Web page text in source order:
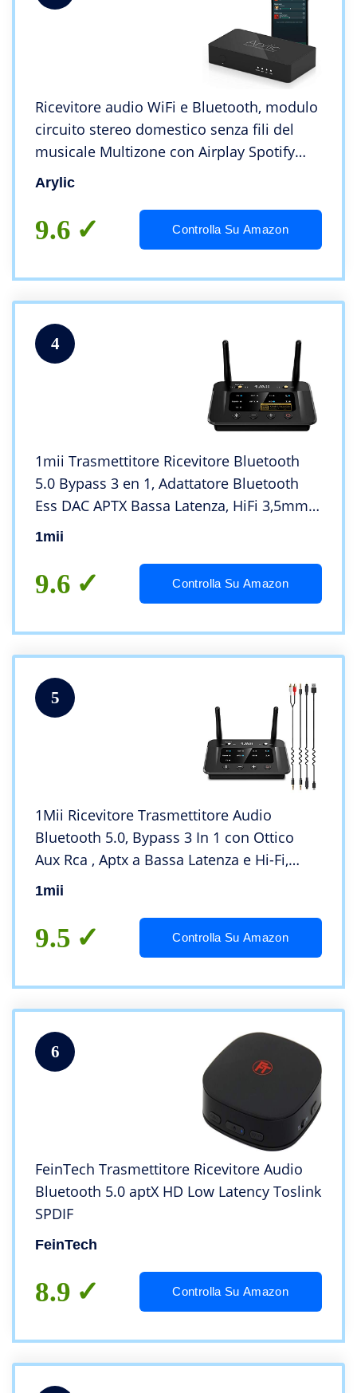
Ricevitore audio WiFi e Bluetooth, modulo
circuito stereo domestico senza fili del
musicale Multizone con Airplay Spotify
Connect e telecomando per altoparlanti
fai da te-Arylic Up2stream S10
Arylic
9.6 Controlla Su Amazon
4
1mii Trasmettitore Ricevitore Bluetooth
5.0 Bypass 3 en 1, Adattatore Bluetooth
Ess DAC APTX Bassa Latenza, HiFi 3,5mm/
Ottica/RCA per Impianto Stereo, Bluetooth
1mii
9.6 Controlla Su Amazon
5
1Mii Ricevitore Trasmettitore Audio
Bluetooth 5.0, Bypass 3 In 1 con Ottico
Aux Rca , Aptx a Bassa Latenza e Hi-Fi,
Trasmettitore Bluetooth Adattatore Per TV
50m
1mii
9.5 Controlla Su Amazon
6
FeinTech Trasmettitore Ricevitore Audio
Bluetooth 5.0 aptX HD Low Latency Toslink
SPDIF
FeinTech
8.9 Controlla Su Amazon